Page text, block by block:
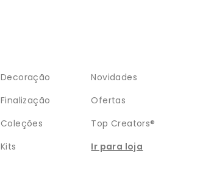
Decoração
Finalização
Coleções
Kits
Novidades
Ofertas
Top Creators®
Ir para loja